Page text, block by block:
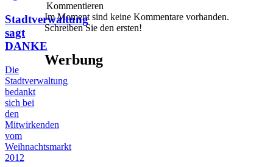
Stadtverwaltung
sagt
DANKE
Die
Stadtverwaltung
bedankt
sich bei
den
Mitwirkenden
vom
Weihnachtsmarkt
2012
Kommentieren
Im Moment sind keine Kommentare vorhanden.
Schreiben Sie den ersten!
Werbung